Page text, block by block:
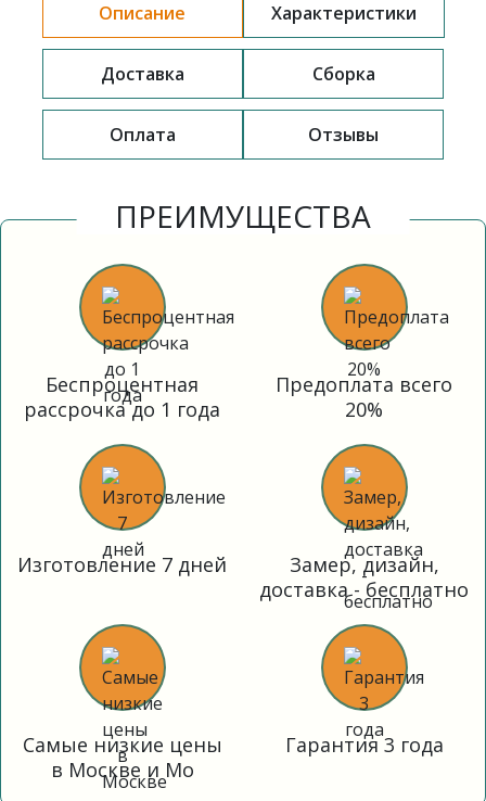
Описание Характеристики
Доставка Сборка
Оплата Отзывы
ПРЕИМУЩЕСТВА
Беспроцентная
рассрочка до 1 года
Предоплата всего
20%
Изготовление 7 дней
Замер, дизайн,
доставка - бесплатно
Самые низкие цены
в Москве и Мо
Гарантия 3 года